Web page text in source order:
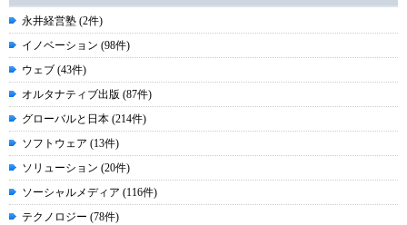
永井経営塾 (2件)
イノベーション (98件)
ウェブ (43件)
オルタナティブ出版 (87件)
グローバルと日本 (214件)
ソフトウェア (13件)
ソリューション (20件)
ソーシャルメディア (116件)
テクノロジー (78件)